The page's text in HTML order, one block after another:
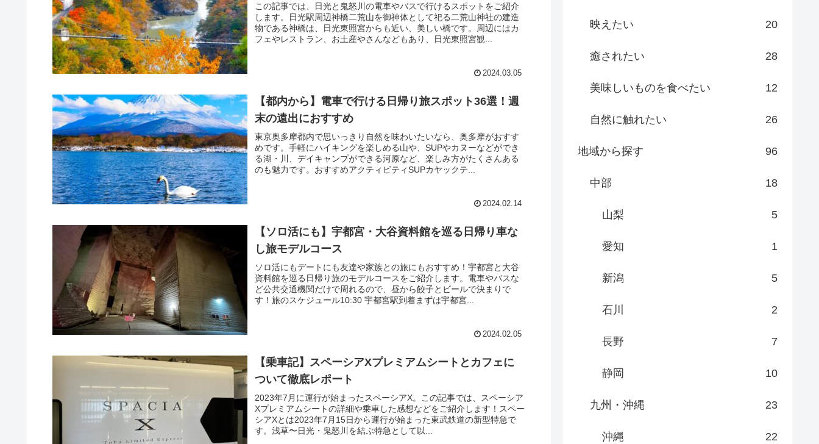
この記事では、日光と鬼怒川の電車やバスで行けるスポットをご紹介
します。日光駅周辺神橋二荒山を御神体として祀る二荒山神社の建造
物である神橋は、日光東照宮からも近い、美しい橋です。周辺にはカ
フェやレストラン、お土産やさんなどもあり、日光東照宮観...
2024.03.05
【都内から】電車で行ける日帰り旅スポット36選！週
末の遠出におすすめ
東京奥多摩都内で思いっきり自然を味わいたいなら、奥多摩がおすす
めです。手軽にハイキングを楽しめる山や、SUPやカヌーなどができ
る湖・川、デイキャンプができる河原など、楽しみ方がたくさんある
のも魅力です。おすすめアクティビティSUPカヤックテ...
2024.02.14
【ソロ活にも】宇都宮・大谷資料館を巡る日帰り車な
し旅モデルコース
ソロ活にもデートにも友達や家族との旅にもおすすめ！宇都宮と大谷
資料館を巡る日帰り旅のモデルコースをご紹介します。電車やバスな
ど公共交通機関だけで周れるので、昼から餃子とビールで決まりで
す！旅のスケジュール10:30 宇都宮駅到着まずは宇都宮...
2024.02.05
【乗車記】スペーシアXプレミアムシートとカフェに
ついて徹底レポート
2023年7月に運行が始まったスペーシアX。この記事では、スペーシア
Xプレミアムシートの詳細や乗車した感想などをご紹介します！スペー
シアXとは2023年7月15日から運行が始まった東武鉄道の新型特急で
す。浅草〜日光・鬼怒川を結ぶ特急として以...
映えたい 20
癒されたい 28
美味しいものを食べたい 12
自然に触れたい 26
地域から探す 96
中部 18
山梨 5
愛知 1
新潟 5
石川 2
長野 7
静岡 10
九州・沖縄 23
沖縄 22